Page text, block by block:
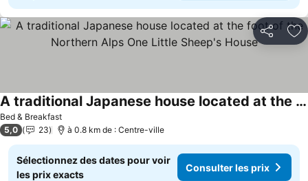
Partager
Bed & Breakfast
A traditional Japanese house located at the foot of the Northern Alps One Little Sheep's House
5,0 23 à 0.8 km de : Centre-ville
Sélectionnez des dates pour voir
les prix exacts
Consulter les prix